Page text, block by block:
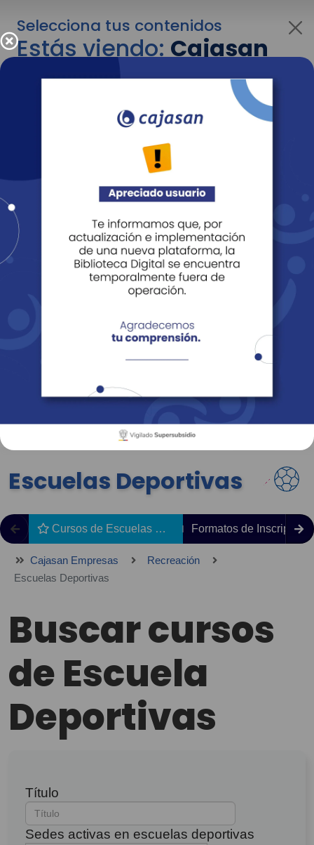
Selecciona tus contenidos
Estás viendo:Cajasan
para empresas
Para cambiar al contenido de tu interés más
adelante recuerda utilizar el menú
Entendido
Revista Fácil Vivir
Sedes Directorio Servicios En Línea
Escuelas Deportivas
Cursos de Escuelas Deportivas Formatos de Inscripción
Cajasan Empresas
Recreación
Escuelas Deportivas
Buscar cursos
de Escuela
Deportivas
Título
Sedes activas en escuelas deportivas